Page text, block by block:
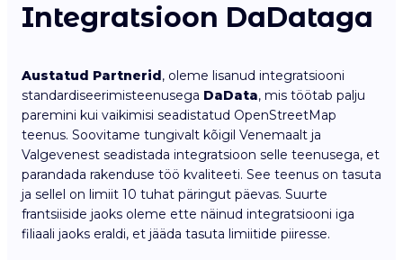
Integratsioon DaDataga
Austatud Partnerid, oleme lisanud integratsiooni
standardiseerimisteenusega DaData, mis töötab palju
paremini kui vaikimisi seadistatud OpenStreetMap
teenus. Soovitame tungivalt kõigil Venemaalt ja
Valgevenest seadistada integratsioon selle teenusega, et
parandada rakenduse töö kvaliteeti. See teenus on tasuta
ja sellel on limiit 10 tuhat päringut päevas. Suurte
frantsiiside jaoks oleme ette näinud integratsiooni iga
filiaali jaoks eraldi, et jääda tasuta limiitide piiresse.